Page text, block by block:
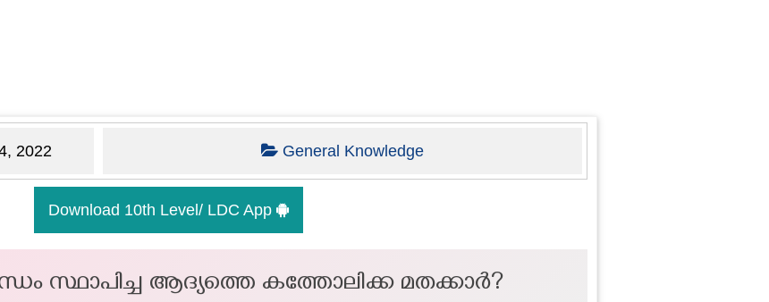
2022 General Knowledge
Download 10th Level/ LDC App
സ്ഥാപിച്ച ആദ്യത്തെ കത്തോലിക്ക മതക്കാർ?